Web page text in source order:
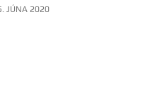
JÚNA 2020